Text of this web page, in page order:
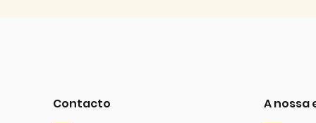
Contacto A nossa